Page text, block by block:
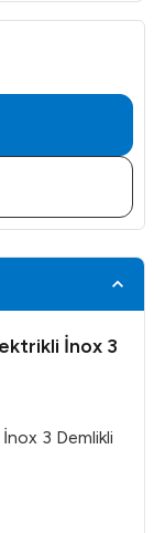
İnox 3
3 Demlikli